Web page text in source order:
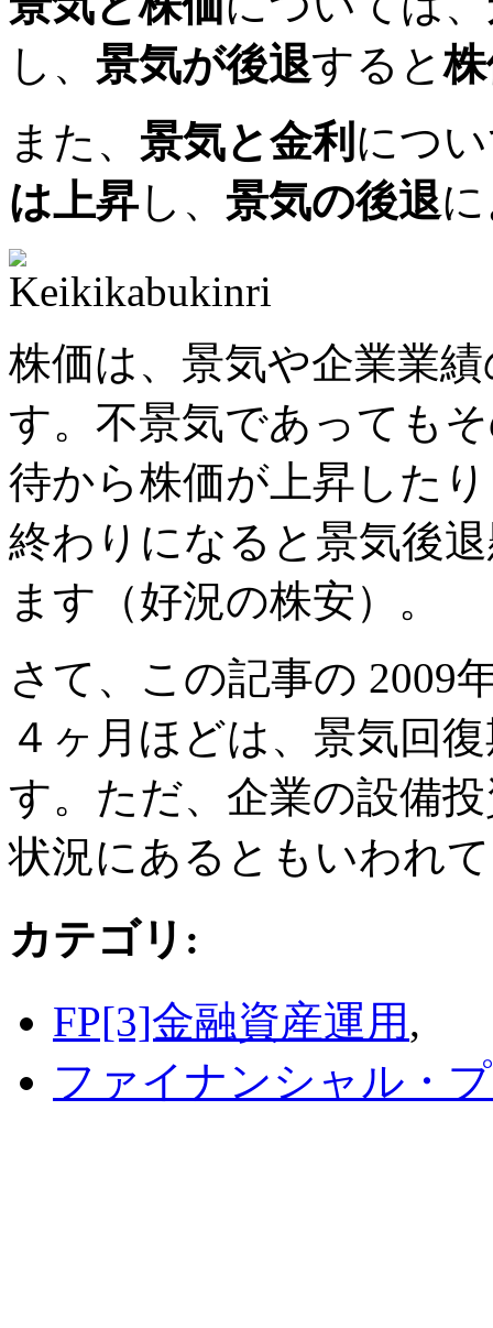
し、 景気が後退すると
また、 景気と金利 につ
は上昇し、 景気の後退
株価は、景気や企業業
す。不景気であっても
待から株価が上昇した
終わりになると景気後
ます（好況の株安）。
さて、この記事の 2009
４ヶ月ほどは、景気回
す。ただ、企業の設備
状況にあるともいわれ
カテゴリ :
FP[3]金融資産運用 ,
ファイナンシャル・